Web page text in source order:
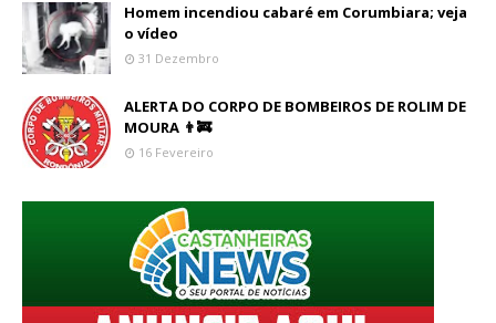
Homem incendiou cabaré em Corumbiara; veja
o vídeo
31 Dezembro
ALERTA DO CORPO DE BOMBEIROS DE ROLIM DE
MOURA 👨‍🚒
16 Fevereiro